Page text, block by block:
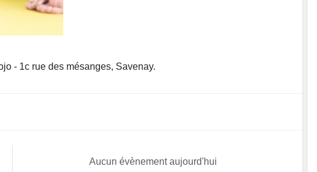
- 1c rue des mésanges, Savenay.
Aucun évènement aujourd'hui